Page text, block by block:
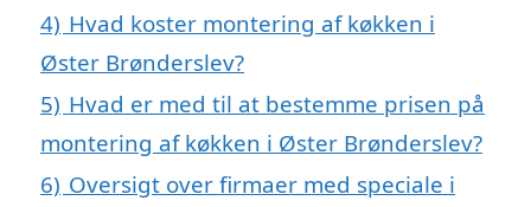
4) Hvad koster montering af køkken i
Øster Brønderslev?
5) Hvad er med til at bestemme prisen på
montering af køkken i Øster Brønderslev?
6) Oversigt over firmaer med speciale i